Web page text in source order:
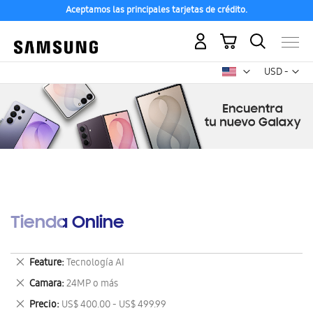
Aceptamos las principales tarjetas de crédito.
USD -
dólar
Mi carrito
Tienda Online
Feature Tecnología AI
Eliminar
este
artículo
Camara 24MP o más
Eliminar
este
Precio US$ 400.00 - US$ 499.99
Eliminar